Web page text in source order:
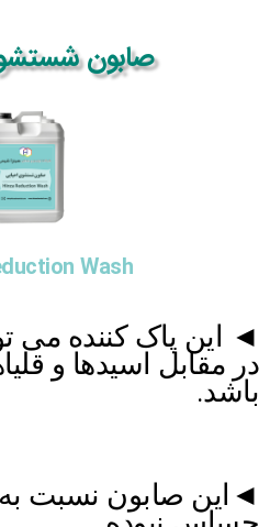
صابون
Wash
◄ این پاک کننده می
در مقابل اسیدها و
باشد.
◄این صابون نسبت